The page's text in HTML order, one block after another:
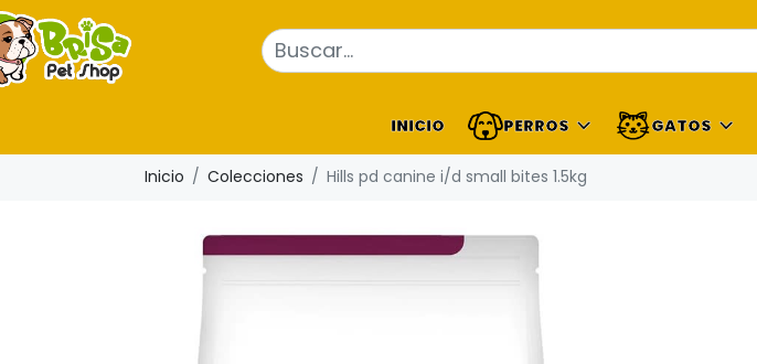
INICIO PERROS GATOS
Inicio Colecciones Hills pd canine i/d small bites 1.5kg